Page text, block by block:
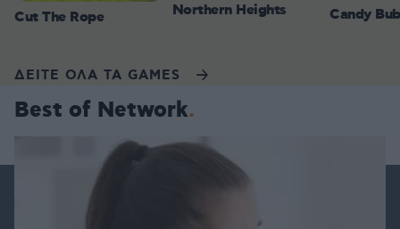
Cut The Rope Northern Heights Candy
ΔΕΙΤΕ ΟΛΑ ΤΑ GAMES
Best of Network